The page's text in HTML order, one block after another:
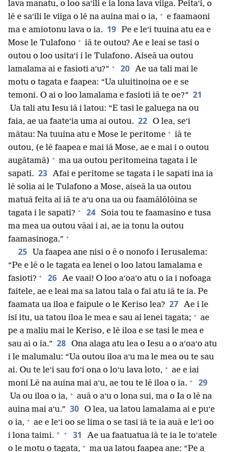
lava manatu, o loo saʻili e ia lona lava viiga. Peitaʻi, o
lē e saʻili le viiga o lē na auina mai o ia, + e faamaoni
ma e amiotonu lava o ia. 19 Pe e leʻi tuuina atu ea e
Mose le Tulafono + iā te outou? Ae e leai se tasi o
outou o loo usitaʻi i le Tulafono. Aiseā ua outou
lamalama ai e fasioti aʻu?” + 20 Ae ua tali mai le
motu o tagata e faapea: “Ua uluitinoina oe e se
temoni. O ai o loo lamalama e fasioti iā te oe?” 21
Ua tali atu Iesu iā i latou: “E tasi le galuega na ou
faia, ae ua faateʻia uma ai outou. 22 O lea, seʻi
mātau: Na tuuina atu e Mose le peritome + iā te
outou, (e lē faapea e mai iā Mose, ae e mai i o outou
augātamā) + ma ua outou peritomeina tagata i le
sapati. 23 Afai e peritome se tagata i le sapati ina ia
lē solia ai le Tulafono a Mose, aiseā la ua outou
matuā feita ai iā te aʻu ona ua ou faamālōlōina se
tagata i le sapati? + 24 Soia tou te faamasino e tusa
ma mea ua outou vāai i ai, ae ia tonu la outou
faamasinoga.” +
25
Ua faapea ane nisi o ē o nonofo i Ierusalema:
“Pe e lē o le tagata ea lenei o loo latou lamalama e
fasioti? + 26 Ae vaai! O loo aʻoaʻo atu o ia i nofoaga
faitele, ae e leai ma sa latou tala o fai atu iā te ia. Pe
faamata ua iloa e faipule o le Keriso lea? 27 Ae i le
isi itu, ua tatou iloa le mea e sau ai lenei tagata; + ae
pe a maliu mai le Keriso, e lē iloa e se tasi le mea e
sau ai o ia.” 28 Ona alaga atu lea o Iesu a o aʻoaʻo atu
i le malumalu: “Ua outou iloa aʻu ma le mea ou te sau
ai. Ou te leʻi sau foʻi ona o loʻu lava loto, + ae e iai
moni Lē na auina mai aʻu, ae tou te lē iloa o ia. + 29
Ua ou iloa o ia, + auā o aʻu o lona sui, ma o Ia o lē na
auina mai aʻu.” 30 O lea, ua latou lamalama ai e puʻe
o ia, + ae e leʻi oo se lima o se tasi iā te ia auā e leʻi oo
i lona taimi. * + 31
Ae ua faatuatua iā te ia le toʻatele
o le motu o tagata, + ma ua latou faapea ane: “Pe a